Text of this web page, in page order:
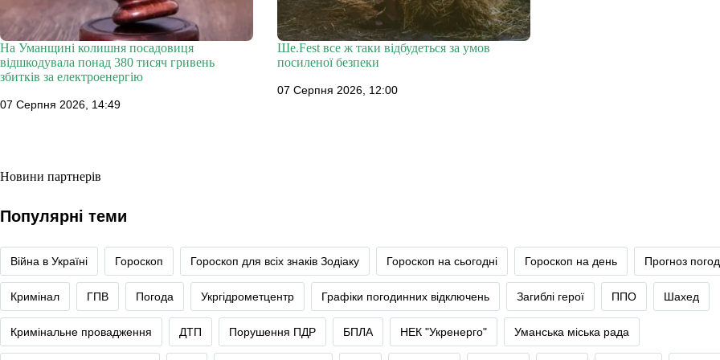
На Уманщині колишня посадовиця
відшкодувала понад 380 тисяч гривень
збитків за електроенергію
07 Серпня 2026, 14:49
Ше.Fest все ж таки відбудеться за умов
посиленої безпеки
07 Серпня 2026, 12:00
Новини партнерів
Популярні теми
Війна в Україні Гороскоп Гороскоп для всіх знаків Зодіаку Гороскоп на сьогодні Гороскоп на день Прогноз
Кримінал ГПВ Погода Укргідрометцентр Графіки погодинних відключень Загиблі герої ППО Шахед
Кримінальне провадження ДТП Порушення ПДР БПЛА НЕК "Укренерго" Уманська міська рада